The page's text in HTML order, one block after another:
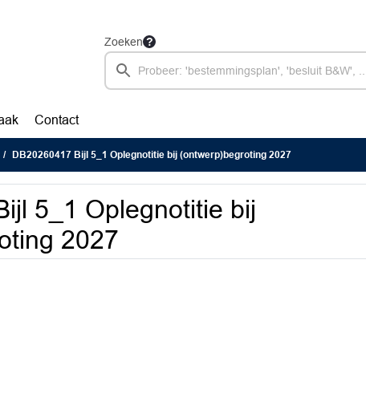
Zoeken
Contact
DB20260417 Bijl 5_1 Oplegnotitie bij (ontwerp)begroting 2027
5_1 Oplegnotitie bij
2027